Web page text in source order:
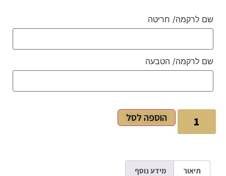
שם לרקמה/ חריטה
שם לרקמה/ הטבעה
הוספה לסל
תיאור מידע נוסף